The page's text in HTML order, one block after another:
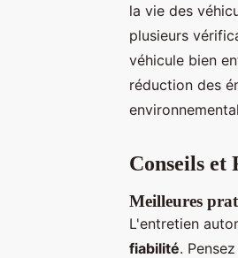
la vie des
plusieurs
véhicule bien
réduction des
Conseils et
Meilleures
L'entretien
fiabilité.